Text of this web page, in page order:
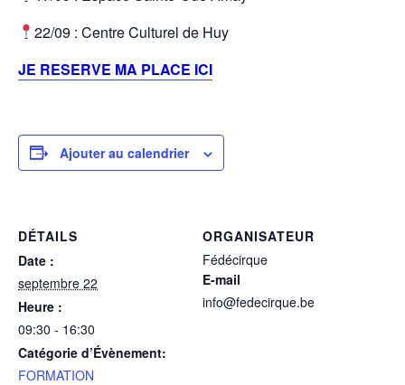
22/09 : Centre Culturel de Huy
JE RESERVE MA PLACE ICI
Ajouter au calendrier
DÉTAILS
Date :
septembre 22
Heure :
09:30 - 16:30
Catégorie d’Évènement:
FORMATION
ORGANISATEUR
Fédécirque
E-mail
info@fedecirque.be